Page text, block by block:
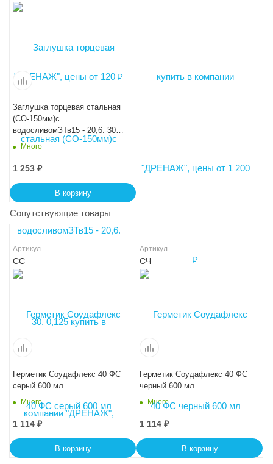
Заглушка торцевая стальная
(СО-150мм)с
водосливомЗТв15 - 20,6. 30.
0,125
Много
1 253 ₽
В корзину
Сопутствующие товары
Артикул
СС
Герметик Соудафлекс 40 ФС
серый 600 мл
Много
1 114 ₽
В корзину
Артикул
СЧ
Герметик Соудафлекс 40 ФС
черный 600 мл
Много
1 114 ₽
В корзину